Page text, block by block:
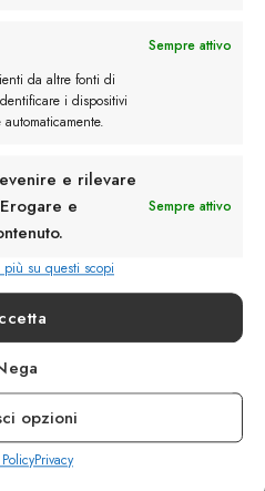
Sempre attivo
da altre fonti di
i dispositivi
e rilevare
e
Sempre attivo
più su questi scopi
opzioni
Privacy
Clienti
• Milano
Belfiore 9
Condizioni
Rimborsi